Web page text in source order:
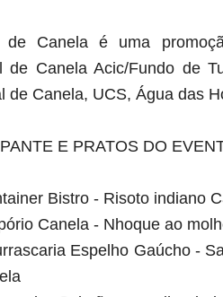
de Canela é uma
de Canela Acic/Fundo de
de Canela, UCS, Água das
E PRATOS DO
Bistro - Risoto indiano
Canela - Nhoque ao
Espelho Gaúcho -